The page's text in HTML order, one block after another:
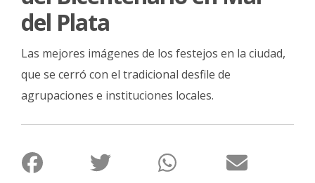
El
Mundo
La
Zona
Cultura
Tecnología
Gastronomía
Salud
del Plata
Las mejores imágenes de los festejos en la ciudad,
que se cerró con el tradicional desfile de
agrupaciones e instituciones locales.